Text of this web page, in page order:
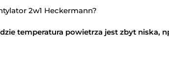
2w1 Heckermann?
temperatura powietrza jest zbyt niska,